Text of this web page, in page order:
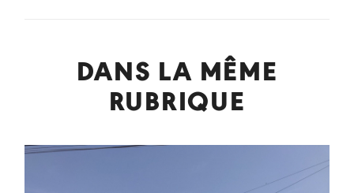
DANS LA MÊME
RUBRIQUE